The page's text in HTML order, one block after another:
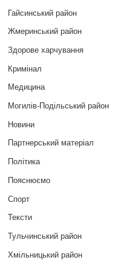
Гайсинський район
Жмеринський район
Здорове харчування
Кримінал
Медицина
Могилів-Подільський район
Новини
Партнерський матеріал
Політика
Пояснюємо
Спорт
Тексти
Тульчинський район
Хмільницький район